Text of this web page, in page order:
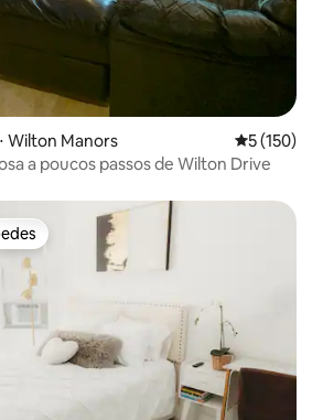
Wilton Manors 5 de uma
5 (150)
a poucos passos de Wilton Drive